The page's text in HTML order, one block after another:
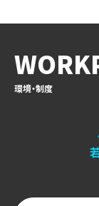
環境・制度